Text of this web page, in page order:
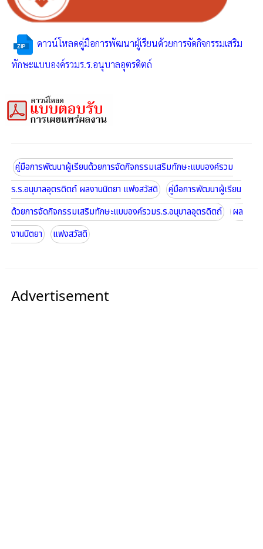
ดาวน์โหลดคู่มือการพัฒนาผู้เรียนด้วยการจัดกิจกรรมเสริม
ทักษะแบบองค์รวมร.ร.อนุบาลอุตรดิตถ์
คู่มือการพัฒนาผู้เรียนด้วยการจัดกิจกรรมเสริมทักษะแบบองค์รวม
ร.ร.อนุบาลอุตรดิตถ์ ผลงานนิตยา แฟงสวัสดิ
คู่มือการพัฒนาผู้เรียน
ด้วยการจัดกิจกรรมเสริมทักษะแบบองค์รวมร.ร.อนุบาลอุตรดิตถ์
ผล
งานนิตยา
แฟงสวัสดิ
Advertisement